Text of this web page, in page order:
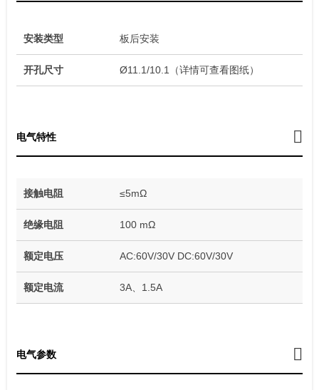
安装类型 板后安装
开孔尺寸 Ø11.1/10.1（详情可查看图纸）
电气特性
接触电阻 ≤5mΩ
绝缘电阻 100 mΩ
额定电压 AC:60V/30V DC:60V/30V
额定电流 3A、1.5A
电气参数